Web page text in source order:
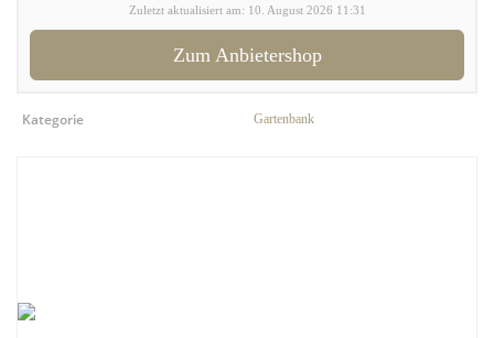
Zuletzt aktualisiert am: 10. August 2026 11:31
Zum Anbietershop
Kategorie Gartenbank